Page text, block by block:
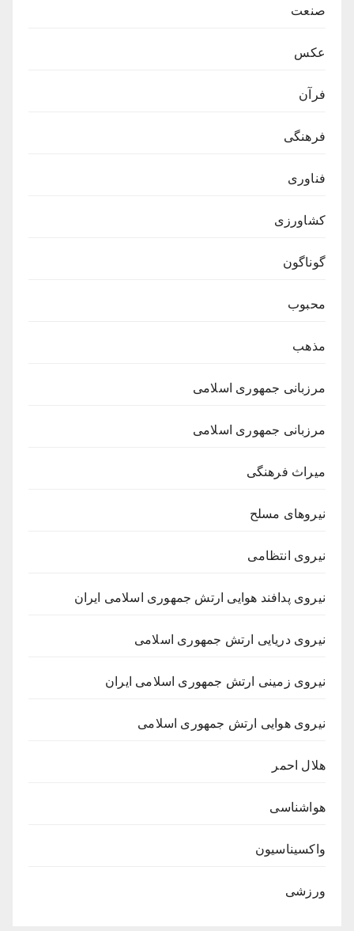
صنعت
عکس
فرآن
فرهنگی
فناوری
کشاورزی
گوناگون
محبوب
مذهب
مرزبانی جمهوری اسلامی
مرزبانی جمهوری اسلامی
میراث فرهنگی
نیروهای مسلح
نیروی انتظامی
نیروی پدافند هوایی ارتش جمهوری اسلامی ایران
نیروی دریایی ارتش جمهوری اسلامی
نیروی زمینی ارتش جمهوری اسلامی ایران
نیروی هوایی ارتش جمهوری اسلامی
هلال احمر
هواشناسی
واکسیناسیون
ورزشی